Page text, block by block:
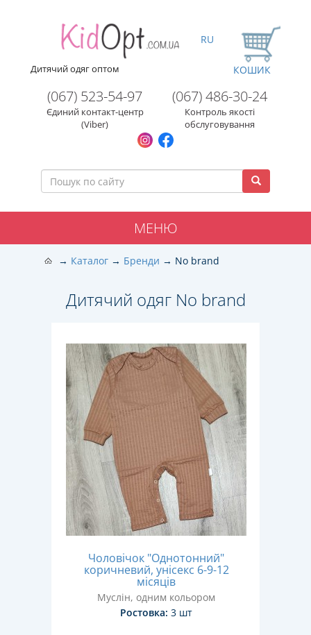
Дитячий одяг оптом
(067) 523-54-97
Єдиний контакт-центр
(Viber)
(067) 486-30-24
Контроль якості
обслуговування
RU
КОШИК
МЕНЮ
Каталог Бренди No brand
Дитячий одяг No brand
Чоловічок "Однотонний"
коричневий, унісекс 6-9-12
місяців
Муслін, одним кольором
Ростовка: 3 шт